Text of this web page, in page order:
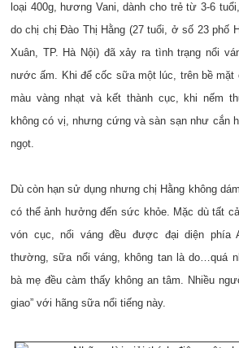
loại 400g, hương Vani, dành cho trẻ từ 3-6
do chị chị Đào Thị Hằng (27 tuổi, ở số 23 phố
Xuân, TP. Hà Nội) đã xảy ra tình trạng nổi
nước ấm. Khi để cốc sữa một lúc, trên bề mặt
màu vàng nhạt và kết thành cục, khi nếm
không có vị, nhưng cứng và sàn sạn như cắn
ngọt.
Dù còn hạn sử dụng nhưng chị Hằng không
có thể ảnh hưởng đến sức khỏe. Mặc dù tất
vón cục, nổi váng đều được đại diện phía
thường, sữa nổi váng, không tan là do…quá
bà mẹ đều càm thấy không an tâm. Nhiều
giao” với hãng sữa nổi tiếng này.